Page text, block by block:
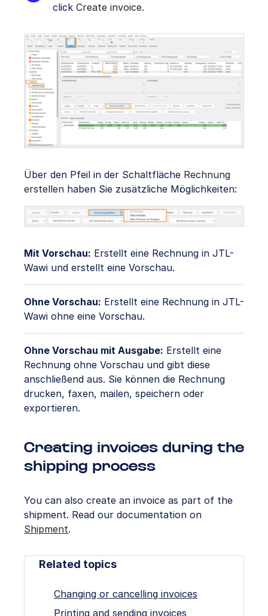
click Create invoice.
Über den Pfeil in der Schaltfläche Rechnung
erstellen haben Sie zusätzliche Möglichkeiten:
Mit Vorschau: Erstellt eine Rechnung in JTL-
Wawi und erstellt eine Vorschau.
Ohne Vorschau: Erstellt eine Rechnung in JTL-
Wawi ohne eine Vorschau.
Ohne Vorschau mit Ausgabe: Erstellt eine
Rechnung ohne Vorschau und gibt diese
anschließend aus. Sie können die Rechnung
drucken, faxen, mailen, speichern oder
exportieren.
Creating invoices during the
shipping process
You can also create an invoice as part of the
shipment. Read our documentation on
Shipment.
Related topics
Changing or cancelling invoices
Printing and sending invoices